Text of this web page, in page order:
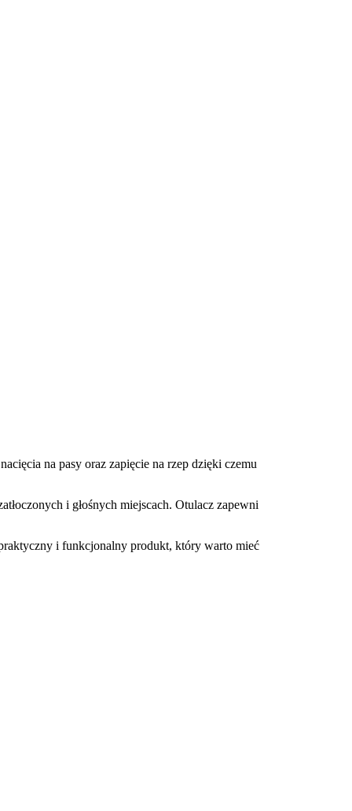
na pasy oraz zapięcie na rzep dzięki czemu
i głośnych miejscach. Otulacz zapewni
i funkcjonalny produkt, który warto mieć